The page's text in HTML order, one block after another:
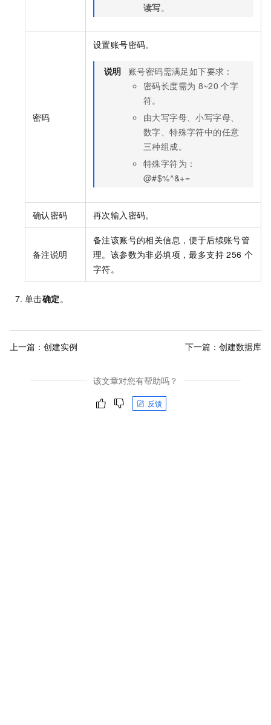
读写。
密码
设置账号密码。
说明
账号密码需满足如下要求：
密码长度需为 8~20 个字
符。
由大写字母、小写字母、
数字、特殊字符中的任意
三种组成。
特殊字符为：
@#$%^&+=
确认密码 再次输入密码。
备注说明
备注该账号的相关信息，便于后续账号管
理。该参数为非必填项，最多支持 256 个
字符。
单击确定。
上一篇： 创建实例 下一篇： 创建数据库
该文章对您有帮助吗？
反馈